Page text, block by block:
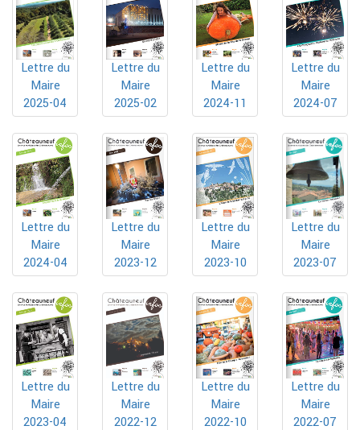
Lettre du
Maire
2025-04
Lettre du
Maire
2025-02
Lettre du
Maire
2024-11
Lettre du
Maire
2024-07
Lettre du
Maire
2024-04
Lettre du
Maire
2023-12
Lettre du
Maire
2023-10
Lettre du
Maire
2023-07
Lettre du
Maire
2023-04
Lettre du
Maire
2022-12
Lettre du
Maire
2022-10
Lettre du
Maire
2022-07